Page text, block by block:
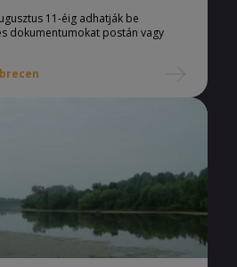
11-éig adhatják be
dokumentumokat postán vagy